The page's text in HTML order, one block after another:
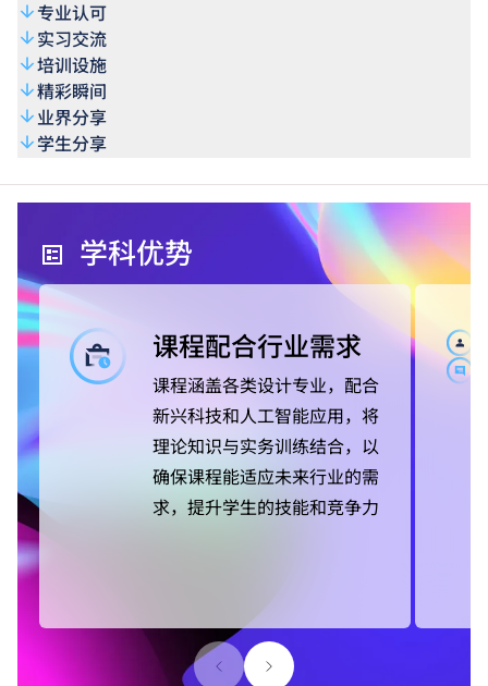
专业认可
实习交流
培训设施
精彩瞬间
业界分享
学生分享
学科优势
课程配合行业需求
课程涵盖各类设计专业，配合
新兴科技和人工智能应用，将
理论知识与实务训练结合，以
确保课程能适应未来行业的需
求，提升学生的技能和竞争力